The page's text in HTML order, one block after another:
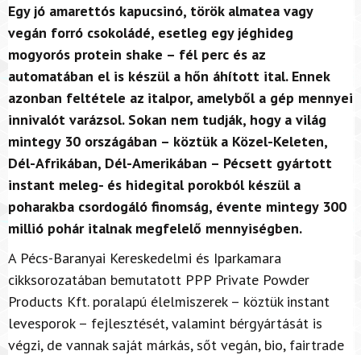
Egy jó amarettós kapucsinó, török almatea vagy
vegán forró csokoládé, esetleg egy jéghideg
mogyorós protein shake – fél perc és az
automatában el is készül a hőn áhított ital. Ennek
azonban feltétele az italpor, amelyből a gép mennyei
innivalót varázsol. Sokan nem tudják, hogy a világ
mintegy 30 országában – köztük a Közel-Keleten,
Dél-Afrikában, Dél-Amerikában – Pécsett gyártott
instant meleg- és hidegital porokból készül a
poharakba csordogáló finomság, évente mintegy 300
millió pohár italnak megfelelő mennyiségben.
A Pécs-Baranyai Kereskedelmi és Iparkamara
cikksorozatában bemutatott PPP Private Powder
Products Kft. poralapú élelmiszerek – köztük instant
levesporok – fejlesztését, valamint bérgyártását is
végzi, de vannak saját márkás, sőt vegán, bio, fairtrade